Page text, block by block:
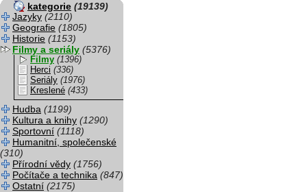
kategorie (19139)
Jazyky (2110)
Geografie (1805)
Historie (1153)
Filmy a seriály (5376)
Filmy (1396)
Herci (336)
Seriály (1976)
Kreslené (433)
Hudba (1199)
Kultura a knihy (1290)
Sportovní (1118)
Humanitní, společenské
(310)
Přírodní vědy (1756)
Počítače a technika (847)
Ostatní (2175)